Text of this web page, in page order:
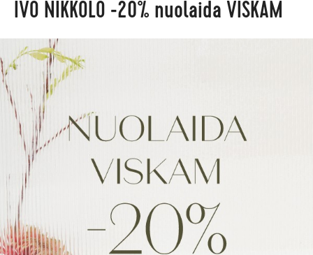
IVO NIKKOLO -20% nuolaida VISKAM